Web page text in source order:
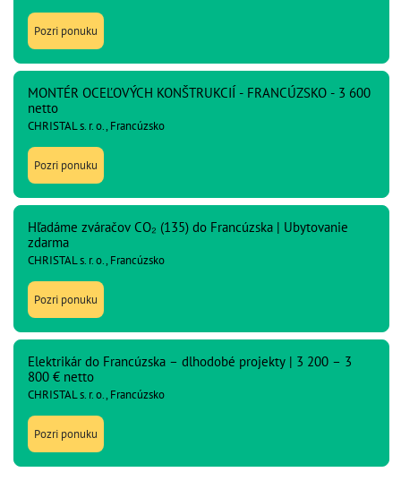
Pozri ponuku
MONTÉR OCEĽOVÝCH KONŠTRUKCIÍ - FRANCÚZSKO - 3 600
netto
CHRISTAL s. r. o., Francúzsko
Pozri ponuku
Hľadáme zváračov CO₂ (135) do Francúzska | Ubytovanie
zdarma
CHRISTAL s. r. o., Francúzsko
Pozri ponuku
Elektrikár do Francúzska – dlhodobé projekty | 3 200 – 3
800 € netto
CHRISTAL s. r. o., Francúzsko
Pozri ponuku